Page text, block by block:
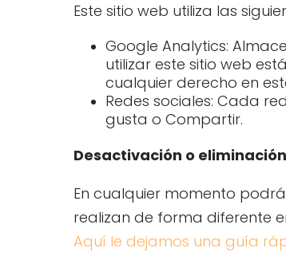
Este sitio web utiliza las
Google Analytics:
utilizar este sitio web
cualquier derecho en
Redes sociales: Cada
gusta o Compartir.
Desactivación o
En cualquier momento
realizan de forma diferente
Aquí le dejamos una guía